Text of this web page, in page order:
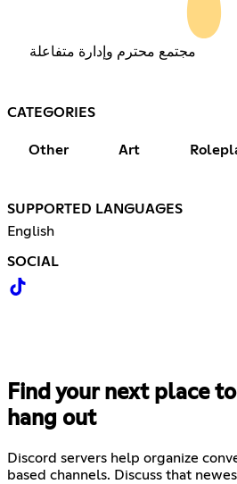
مجتمع محترم وإدارة متفاعلة
CATEGORIES
Other Art
SUPPORTED LANGUAGES
English
SOCIAL
Find your next place
hang out
Discord servers help organize
based channels. Discuss that